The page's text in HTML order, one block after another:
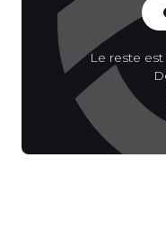
Le reste